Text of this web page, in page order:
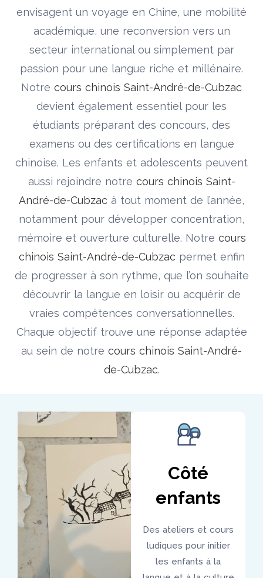
envisagent un voyage en Chine, une mobilité
académique, une reconversion vers un
secteur international ou simplement par
passion pour une langue riche et millénaire.
Notre cours chinois Saint-André-de-Cubzac
devient également essentiel pour les
étudiants préparant des concours, des
examens ou des certifications en langue
chinoise. Les enfants et adolescents peuvent
aussi rejoindre notre cours chinois Saint-
André-de-Cubzac à tout moment de l’année,
notamment pour développer concentration,
mémoire et ouverture culturelle. Notre cours
chinois Saint-André-de-Cubzacpermet enfin
de progresser à son rythme, que l’on souhaite
découvrir la langue en loisir ou acquérir de
vraies compétences conversationnelles.
Chaque objectif trouve une réponse adaptée
au sein de notre cours chinois Saint-André-
de-Cubzac.
Côté
enfants
Des ateliers et cours
ludiques pour initier
les enfants à la